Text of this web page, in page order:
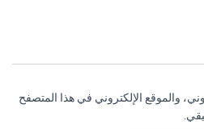
والموقع الإلكتروني في هذا المتصفح